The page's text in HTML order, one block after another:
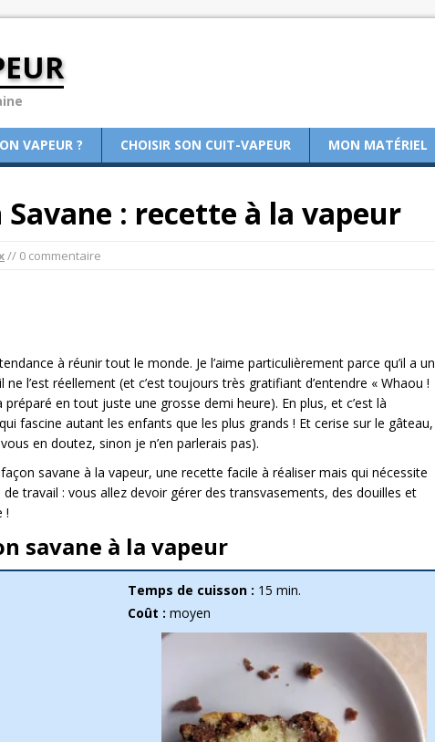
VAPEUR ? CHOISIR SON CUIT-VAPEUR MON MATÉRIEL
: recette à la vapeur
// 0 commentaire
à réunir tout le monde. Je l’aime particulièrement parce qu’il a un
l’est réellement (et c’est toujours très gratifiant d’entendre « Whaou !
préparé en tout juste une grosse demi heure). En plus, et c’est là
fascine autant les enfants que les plus grands ! Et cerise sur le gâteau,
en doutez, sinon je n’en parlerais pas).
savane à la vapeur, une recette facile à réaliser mais qui nécessite
travail : vous allez devoir gérer des transvasements, des douilles et
!
savane à la vapeur
Temps de cuisson : 15 min.
Coût : moyen